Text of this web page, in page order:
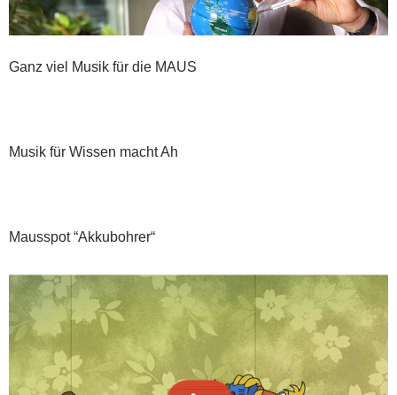
Ganz viel Musik für die MAUS
Musik für Wissen macht Ah
Mausspot “Akkubohrer“